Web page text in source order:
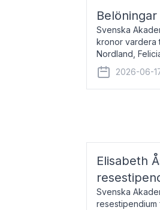
Svenska
kronor vardera
Nordland,
född 1981, är
2026-06-
Elisabeth
Svenska